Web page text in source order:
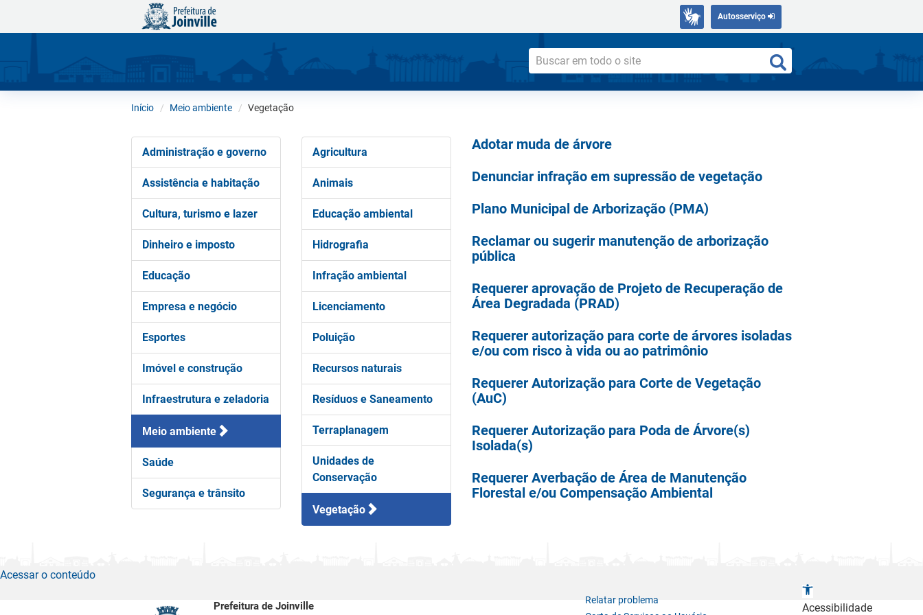
Autosserviço
Início Meio ambiente Vegetação
Administração e governo
Assistência e habitação
Cultura, turismo e lazer
Dinheiro e imposto
Educação
Empresa e negócio
Esportes
Imóvel e construção
Infraestrutura e zeladoria
Meio ambiente
Saúde
Segurança e trânsito
Agricultura
Animais
Educação ambiental
Hidrografia
Infração ambiental
Licenciamento
Poluição
Recursos naturais
Resíduos e Saneamento
Terraplanagem
Unidades de
Conservação
Vegetação
Adotar muda de árvore
Denunciar infração em supressão de vegetação
Plano Municipal de Arborização (PMA)
Reclamar ou sugerir manutenção de arborização
pública
Requerer aprovação de Projeto de Recuperação de
Área Degradada (PRAD)
Requerer autorização para corte de árvores isoladas
e/ou com risco à vida ou ao patrimônio
Requerer Autorização para Corte de Vegetação
(AuC)
Requerer Autorização para Poda de Árvore(s)
Isolada(s)
Requerer Averbação de Área de Manutenção
Florestal e/ou Compensação Ambiental
Prefeitura de Joinville
Relatar problema
Acessar o conteúdo
A
b
Acessibilidade